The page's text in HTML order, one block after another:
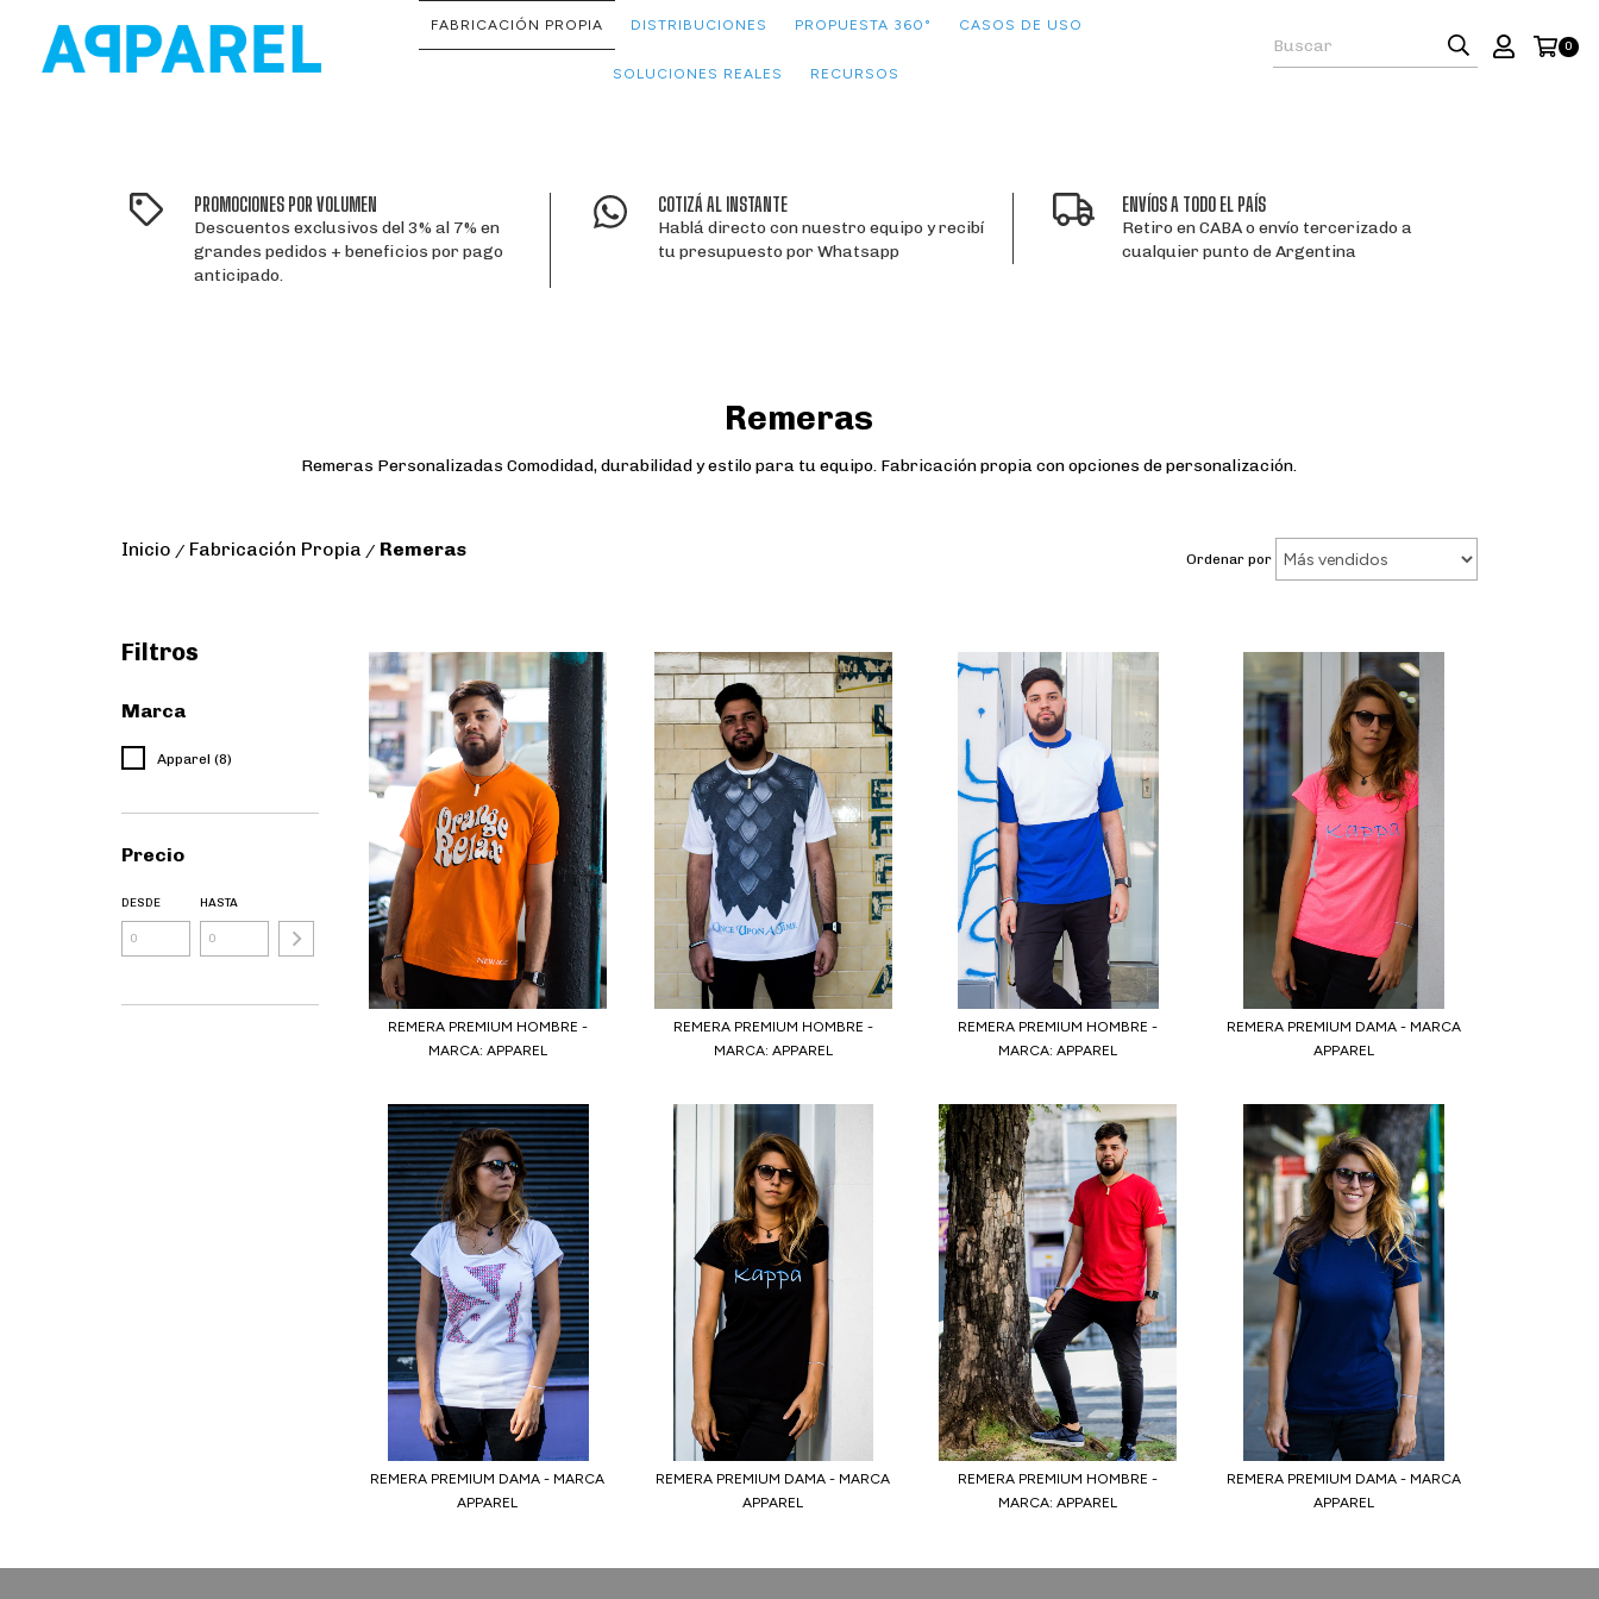
FABRICACIÓN PROPIA DISTRIBUCIONES PROPUESTA 360° CASOS DE USO
SOLUCIONES REALES RECURSOS
0
PROMOCIONES POR VOLUMEN
Descuentos exclusivos del 3% al 7% en
grandes pedidos + beneficios por pago
anticipado.
COTIZÁ AL INSTANTE
Hablá directo con nuestro equipo y recibí
tu presupuesto por Whatsapp
ENVÍOS A TODO EL PAÍS
Retiro en CABA o envío tercerizado a
cualquier punto de Argentina
Remeras
Remeras Personalizadas Comodidad, durabilidad y estilo para tu equipo. Fabricación propia con opciones de personalización.
Inicio / Fabricación Propia / Remeras Ordenar por
Filtros
Marca
Apparel (8)
Precio
DESDE HASTA
REMERA PREMIUM HOMBRE -
MARCA: APPAREL
REMERA PREMIUM HOMBRE -
MARCA: APPAREL
REMERA PREMIUM HOMBRE -
MARCA: APPAREL
REMERA PREMIUM DAMA - MARCA
APPAREL
REMERA PREMIUM DAMA - MARCA
APPAREL
REMERA PREMIUM DAMA - MARCA
APPAREL
REMERA PREMIUM HOMBRE -
MARCA: APPAREL
REMERA PREMIUM DAMA - MARCA
APPAREL